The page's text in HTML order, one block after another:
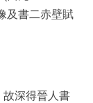
及書二赤壁賦
故深得晉人書